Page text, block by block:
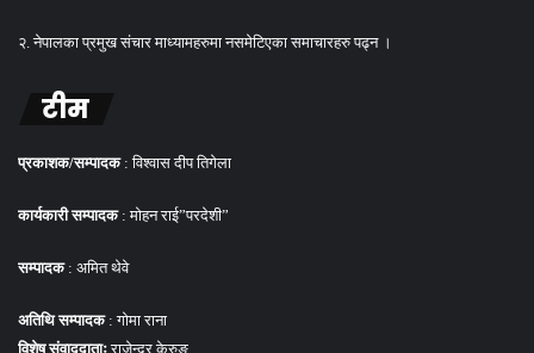
२. नेपालका प्रमुख संचार माध्यामहरुमा नसमेटिएका समाचारहरु पढ्न ।
टीम
प्रकाशक/सम्पादक : विश्वास दीप तिगेला
कार्यकारी सम्पादक: मोहन राई”परदेशी”
सम्पादक: अमित थेवे
अतिथि सम्पादक: गोमा राना
विशेष संवाददाताःराजेन्द्र केरुङ